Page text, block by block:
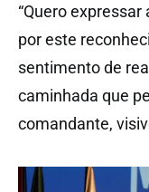
“Quero
por este
sentimento de
caminhada que
comandante,